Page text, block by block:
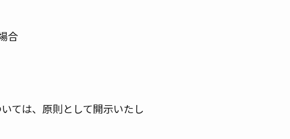
合
ては、原則として開示いたし